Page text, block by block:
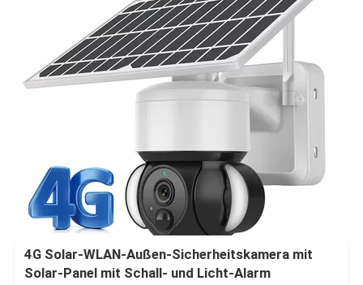
4G Solar-WLAN-Außen-Sicherheitskamera mit
Solar-Panel mit Schall- und Licht-Alarm